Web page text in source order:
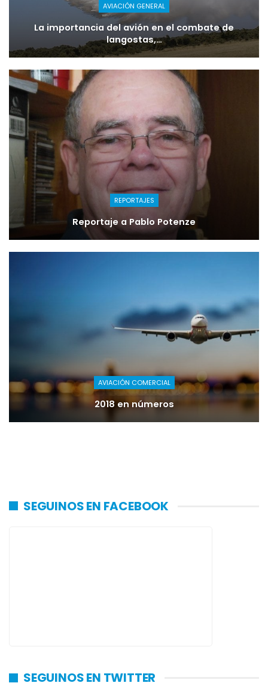
AVIACIÓN GENERAL
La importancia del avión en el combate de
langostas,…
REPORTAJES
Reportaje a Pablo Potenze
AVIACIÓN COMERCIAL
2018 en números
SEGUINOS EN FACEBOOK
SEGUINOS EN TWITTER